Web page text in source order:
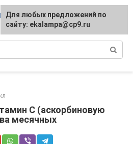
С (аскорбиновую
месячных
Для любых предложений по
сайту: ekalampa@cp9.ru